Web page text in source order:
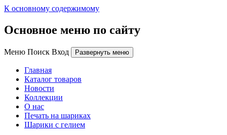
К основному содержимому
Основное меню по сайту
Меню Поиск Вход Развернуть меню
Главная
Каталог товаров
Новости
Коллекции
О нас
Печать на шариках
Шарики с гелием